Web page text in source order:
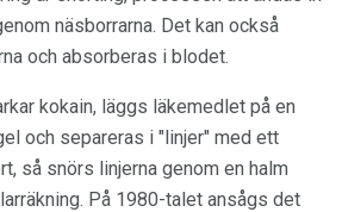
näsborrarna. Det kan också
och absorberas i blodet.
kokain, läggs läkemedlet på en
och separeras i "linjer" med ett
så snörs linjerna genom en halm
På 1980-talet ansågs det